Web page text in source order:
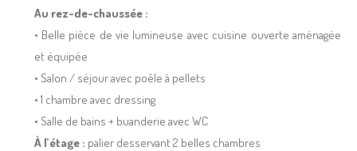
Au rez-de-chaussée :
• Belle pièce de vie lumineuse avec cuisine ouverte aménagée
et équipée
• Salon / séjour avec poêle à pellets
• 1 chambre avec dressing
• Salle de bains + buanderie avec WC
À l’étage : palier desservant 2 belles chambres